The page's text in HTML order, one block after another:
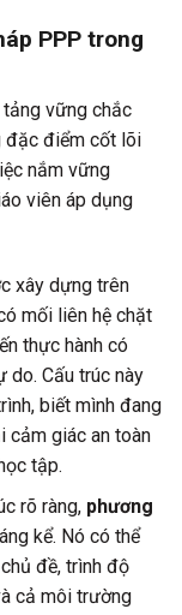
PPP trong
vững chắc
đặc điểm cốt lõi
nắm vững
viên áp dụng
xây dựng trên
mối liên hệ chặt
thực hành có
do. Cấu trúc này
biết mình đang
cảm giác an toàn
tập.
rõ ràng, phương
kể. Nó có thể
đề, trình độ
cả môi trường